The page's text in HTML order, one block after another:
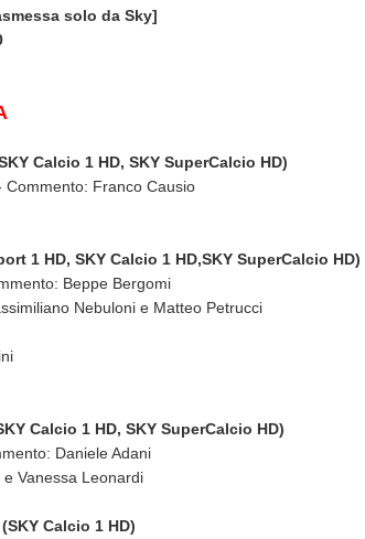
solo da Sky]
Calcio 1 HD, SKY SuperCalcio HD)
Commento: Franco Causio
1 HD, SKY Calcio 1 HD,SKY SuperCalcio HD)
Beppe Bergomi
Nebuloni e Matteo Petrucci
Calcio 1 HD, SKY SuperCalcio HD)
Daniele Adani
Vanessa Leonardi
Calcio 1 HD)